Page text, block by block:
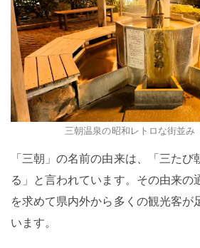
三朝温泉の昭和レトロな街並み
「三朝」の名前の由来は、「三た
る」と言われています。その由来の
を求めて県内外から多くの観光客が
います。